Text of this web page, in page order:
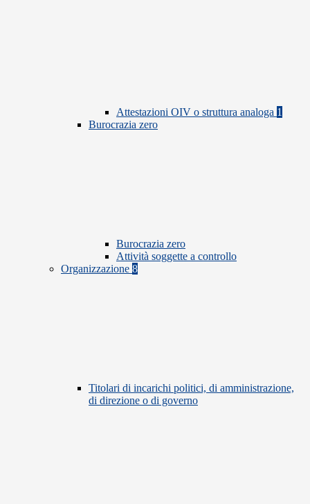
Attestazioni OIV o struttura analoga 1
Burocrazia zero
Burocrazia zero
Attività soggette a controllo
Organizzazione 8
Titolari di incarichi politici, di amministrazione,
di direzione o di governo